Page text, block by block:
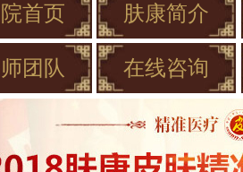
首页 肤康简介
团队 在线咨询